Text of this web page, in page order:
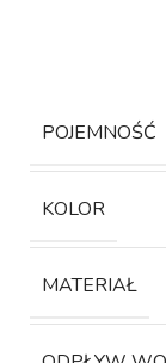
POJEMNOŚĆ
KOLOR
MATERIAŁ